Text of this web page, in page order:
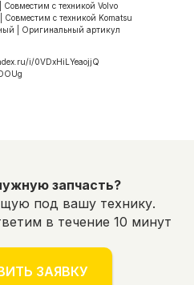
с техникой Volvo
с техникой Komatsu
| Оригинальный артикул
i/0VDxHiLYeaojjQ
запчасть?
под вашу технику.
в течение 10 минут
ЗАЯВКУ